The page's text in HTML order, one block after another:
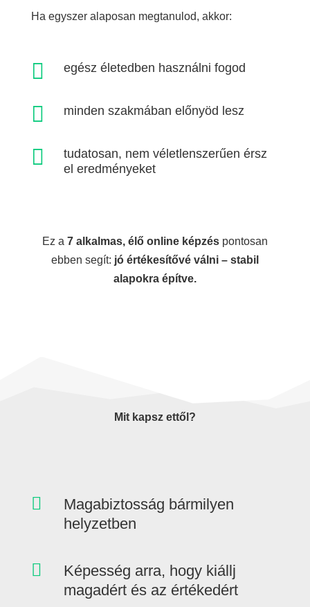
Ha egyszer alaposan megtanulod, akkor:
 egész életedben használni fogod
 minden szakmában előnyöd lesz

tudatosan, nem véletlenszerűen érsz
el eredményeket
Ez a 7 alkalmas, élő online képzéspontosan
ebben segít: jó értékesítővé válni – stabil
alapokra építve.
Mit kapsz ettől?

Magabiztosság bármilyen
helyzetben

Képesség arra, hogy kiállj
magadért és az értékedért